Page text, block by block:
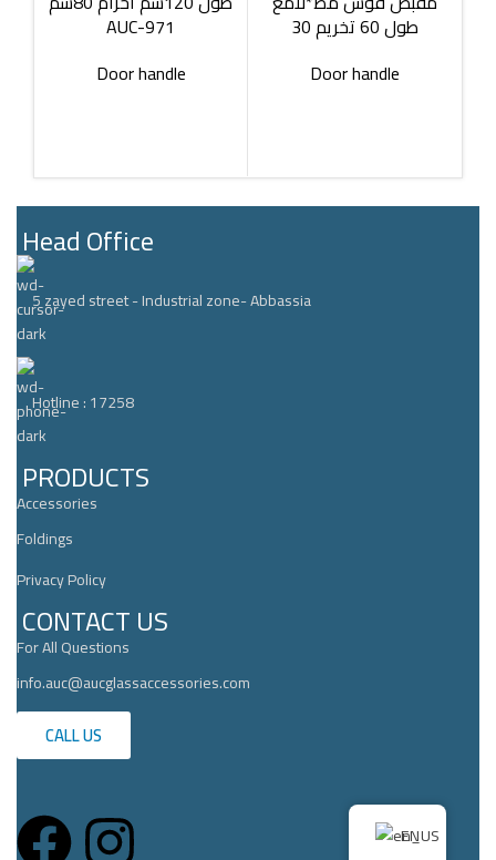
AUC-971
Door handle
طول 60 تخريم 30
Door handle
Head Office
5 zayed street - Industrial zone- Abbassia
Hotline : 17258
PRODUCTS
Accessories
Foldings
Privacy Policy
CONTACT US
For All Questions
info.auc@aucglassaccessories.com
CALL US
EN